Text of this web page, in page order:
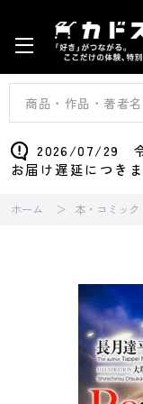
2026/07/29 令
お届け遅延につき
ホーム 本・コミック